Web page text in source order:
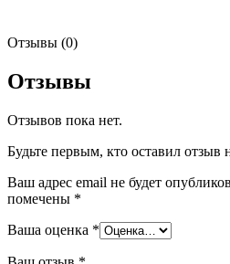
Отзывы (0)
Отзывы
Отзывов пока нет.
Будьте первым, кто оставил
Ваш адрес email не будет
помечены *
Ваша оценка *